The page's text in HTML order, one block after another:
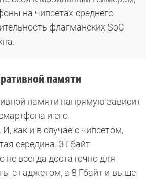
на чипсетах среднего
флагманских SoC
памяти
памяти напрямую зависит
и его
как и в случае с чипсетом,
середина. 3 Гбайт
не всегда достаточно для
с гаджетом, а 8 Гбайт и выше